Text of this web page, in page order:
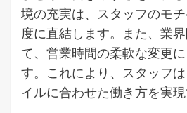
境の充実は、スタッフのモ
度に直結します。また、業
て、営業時間の柔軟な変更
す。これにより、スタッフ
イルに合わせた働き方を実現